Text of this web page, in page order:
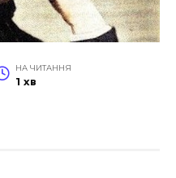
НА ЧИТАННЯ
1 хв